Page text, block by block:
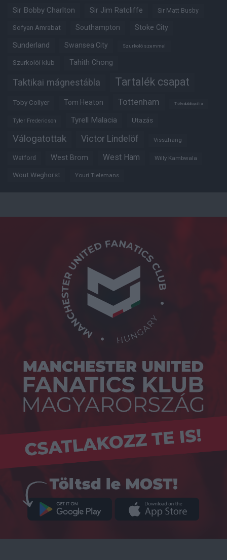
Sir Bobby Charlton Sir Jim Ratcliffe Sir Matt Busby
Sofyan Amrabat Southampton Stoke City
Sunderland Swansea City Szurkoló szemmel
Szurkolói klub Tahith Chong
Taktikai mágnestábla Tartalék csapat
Toby Collyer Tom Heaton Tottenham Trófeabibliográfia
Tyler Fredericson Tyrell Malacia Utazás
Válogatottak Victor Lindelöf Visszhang
Watford West Brom West Ham Willy Kambwala
Wout Weghorst Youri Tielemans